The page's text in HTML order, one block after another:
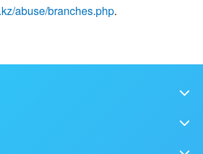
abuse/branches.php.